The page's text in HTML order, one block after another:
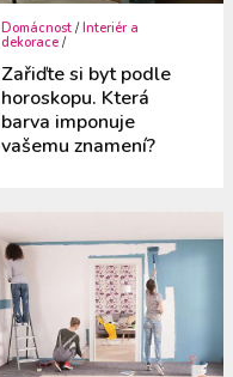
Domácnost /Interiér a
dekorace /
Zařiďte si byt podle
horoskopu. Která
barva imponuje
vašemu znamení?